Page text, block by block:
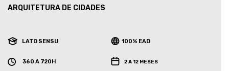
ARQUITETURA DE CIDADES
LATO SENSU 100% EAD
360 A 720H 2 A 12 MESES